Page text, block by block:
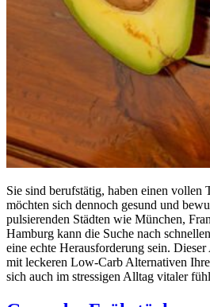
Sie sind berufstätig, haben einen vollen
möchten sich dennoch gesund und
pulsierenden Städten wie München,
Hamburg kann die Suche nach
eine echte Herausforderung sein.
mit leckeren Low-Carb Alternativen
sich auch im stressigen Alltag vitaler